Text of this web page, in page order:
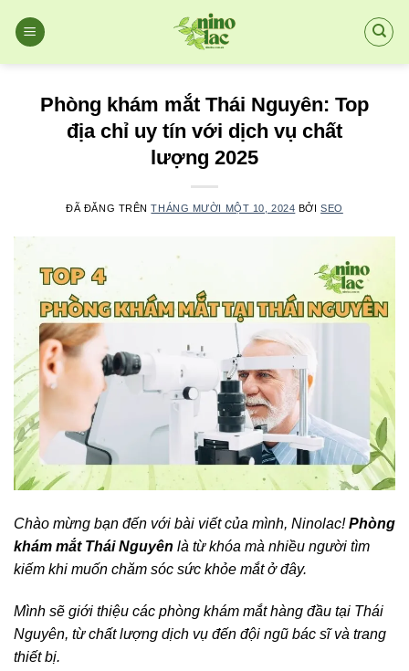
đến
Phòng khám mắt Thái Nguyên: Top
địa chỉ uy tín với dịch vụ chất
lượng 2025
ĐÃ ĐĂNG TRÊNTHÁNG MƯỜI MỘT 10, 2024 BỞISEO
Chào mừng bạn đến với bài viết của mình, Ninolac! Phòng
khám mắt Thái Nguyên là từ khóa mà nhiều người tìm
kiếm khi muốn chăm sóc sức khỏe mắt ở đây.
Mình sẽ giới thiệu các phòng khám mắt hàng đầu tại Thái
Nguyên, từ chất lượng dịch vụ đến đội ngũ bác sĩ và trang
thiết bị.